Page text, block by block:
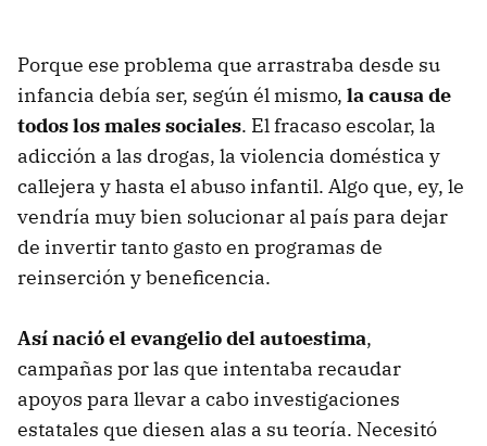
Porque ese problema que arrastraba desde su
infancia debía ser, según él mismo, la causa de
todos los males sociales. El fracaso escolar, la
adicción a las drogas, la violencia doméstica y
callejera y hasta el abuso infantil. Algo que, ey, le
vendría muy bien solucionar al país para dejar
de invertir tanto gasto en programas de
reinserción y beneficencia.
Así nació el evangelio del autoestima,
campañas por las que intentaba recaudar
apoyos para llevar a cabo investigaciones
estatales que diesen alas a su teoría. Necesitó